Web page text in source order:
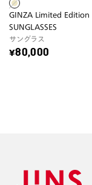
GINZA Limited Edition
SUNGLASSES
サングラス
¥80,000